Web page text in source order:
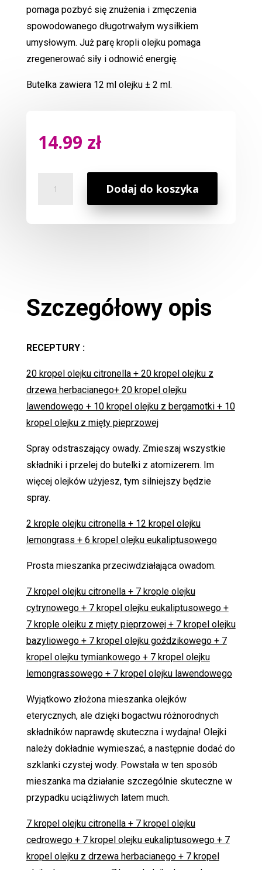
pomaga pozbyć się znużenia i zmęczenia
spowodowanego długotrwałym wysiłkiem
umysłowym. Już parę kropli olejku pomaga
zregenerować siły i odnowić energię.
Butelka zawiera 12 ml olejku ± 2 ml.
14.99 zł
Naturalny
Dodaj do koszyka
Szczegółowy opis
RECEPTURY :
20 kropel olejku citronella + 20 kropel olejku z
drzewa herbacianego+ 20 kropel olejku
lawendowego + 10 kropel olejku z bergamotki + 10
kropel olejku z mięty pieprzowej
Spray odstraszający owady. Zmieszaj wszystkie
składniki i przelej do butelki z atomizerem. Im
więcej olejkówużyjesz, tym silniejszy będzie
spray.
2 krople olejku citronella + 12 kropel olejku
lemongrass + 6 kropel olejku eukaliptusowego
Prosta mieszanka przeciwdziałająca owadom.
7 kropel olejku citronella + 7 krople olejku
cytrynowego + 7 kropel olejku eukaliptusowego +
7 krople olejku z mięty pieprzowej + 7 kropel olejku
bazyliowego + 7 kropel olejku goździkowego + 7
kropel olejku tymiankowego + 7 kropel olejku
lemongrassowego + 7 kropel olejku lawendowego
Wyjątkowo złożona mieszanka olejków
eterycznych, ale dzięki bogactwu różnorodnych
składników naprawdę skuteczna i wydajna! Olejki
należy dokładnie wymieszać, a następnie dodać do
szklanki czystej wody. Powstała w ten sposób
mieszanka ma działanie szczególnie skuteczne w
przypadku uciążliwych latem much.
7 kropel olejku citronella + 7 kropel olejku
cedrowego + 7 kropel olejku eukaliptusowego + 7
kropel olejku z drzewa herbacianego + 7 kropel